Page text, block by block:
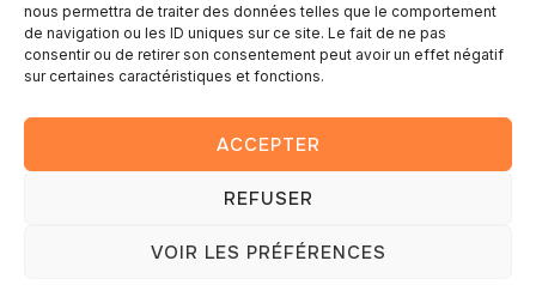
nous permettra de traiter des données telles que le comportement
de navigation ou les ID uniques sur ce site. Le fait de ne pas
consentir ou de retirer son consentement peut avoir un effet négatif
sur certaines caractéristiques et fonctions.
ACCEPTER
REFUSER
VOIR LES PRÉFÉRENCES
Conçu parWPZOOM